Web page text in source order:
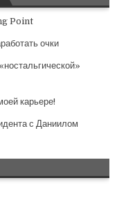
Point
очки
карьере!
с Даниилом